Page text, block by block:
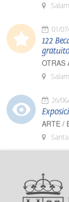
01/
122
gratuito
OTRAS
26/
ARTE /